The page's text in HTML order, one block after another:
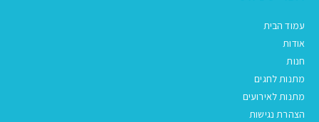
עמוד הבית
אודות
חנות
מתנות לחגים
מתנות לאירועים
הצהרת נגישות